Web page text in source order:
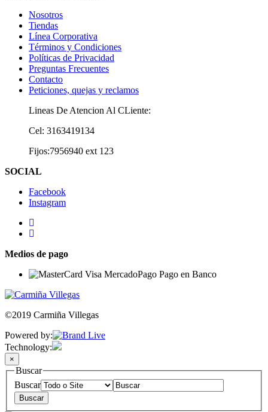
Nosotros
Tiendas
Línea Corporativa
Términos y Condiciones
Políticas de Privacidad
Preguntas Frecuentes
Contacto
Peticiones, quejas y reclamos
Lineas De Atencion Al CLiente:
Cel: 3163419134
Fijos:7956940 ext 123
SOCIAL
Facebook
Instagram
Medios de pago
©2019 Carmiña Villegas
Powered by:
Technology:
×
Buscar
Buscar